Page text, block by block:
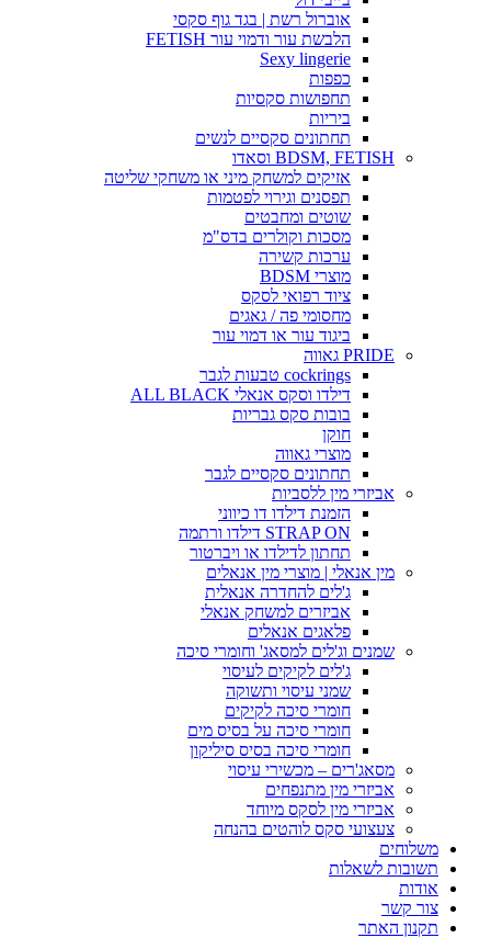
אוברול רשת | בגד גוף סקסי
הלבשת עור ודמוי עור FETISH
Sexy lingerie
כפפות
תחפושות סקסיות
ביריות
תחתונים סקסיים לנשים
BDSM, FETISH וסאדו
אזיקים למשחק מיני או משחקי שליטה
תפסנים וגירוי לפטמות
שוטים ומחבטים
מסכות וקולרים בדס"מ
ערכות קשירה
מוצרי BDSM
ציוד רפואי לסקס
מחסומי פה / גאגים
ביגוד עור או דמוי עור
PRIDE גאווה
cockrings טבעות לגבר
דילדו וסקס אנאלי ALL BLACK
בובות סקס גבריות
חוקן
מוצרי גאווה
תחתונים סקסיים לגבר
אביזרי מין ללסביות
הזמנת דילדו דו כיווני
STRAP ON דילדו ורתמה
תחתון לדילדו או ויברטור
מין אנאלי | מוצרי מין אנאלים
ג'לים להחדרה אנאלית
אביזרים למשחק אנאלי
פלאגים אנאלים
שמנים וג'לים למסאג' וחומרי סיכה
ג'לים לקיקים לעיסוי
שמני עיסוי ותשוקה
חומרי סיכה לקיקים
חומרי סיכה על בסיס מים
חומרי סיכה בסיס סיליקון
מסאג'רים – מכשירי עיסוי
אביזרי מין מתנפחים
אביזרי מין לסקס מיוחד
צעצועי סקס לוהטים בהנחה
משלוחים
תשובות לשאלות
אודות
צור קשר
תקנון האתר